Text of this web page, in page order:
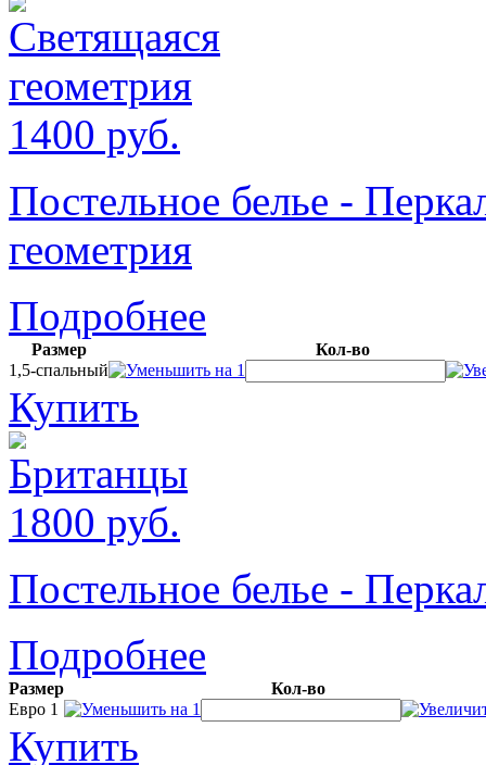
1400 руб.
Постельное белье -
геометрия
Подробнее
Размер
Кол-во
1,5-спальный
Купить
1800 руб.
Постельное белье -
Подробнее
Размер
Кол-во
Евро 1
Купить